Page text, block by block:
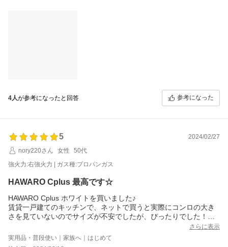
4人が参考になったと回答 参考になった
5
2024/02/27
nory220さん
女性
50代
強火力:右強火力 | ガス種:プロパンガス
HAWARO Cplus 最高です☆
HAWARO Cplus ホワイトを買いました♪
賃貸一戸建てのキッチンで、ネットで買うと実際にコンロの大き
さを見ていないのでサイズが不安でしたが、ぴったりでした！
白とシルバーが基調なので、とても合っていますし、今までリン
ナイのビルトインを使っていたので操作も同じで本当に使いやす
そうです！
さらに表示
実用品・普段使い｜家族へ｜はじめて